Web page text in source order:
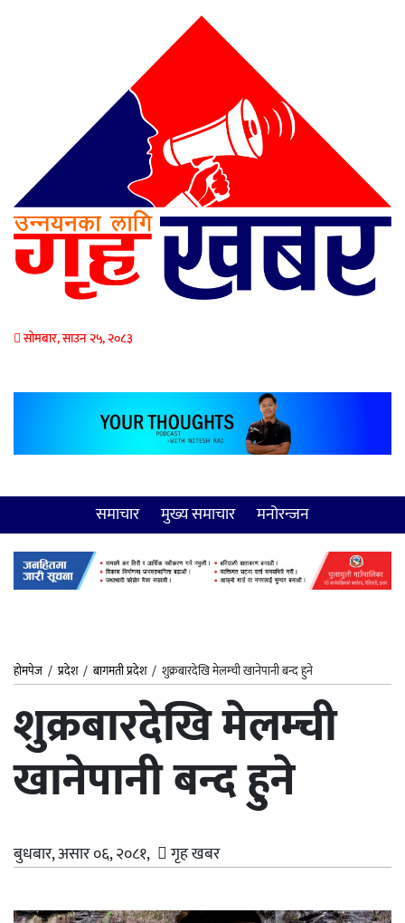
सोमबार, साउन २५, २०८३
समाचार मुख्य समाचार मनोरन्जन
होमपेज /प्रदेश/बागमती प्रदेश/ शुक्रबारदेखि मेलम्ची खानेपानी बन्द हुने
शुक्रबारदेखि मेलम्ची
खानेपानी बन्द हुने
बुधबार, असार ०६, २०८१, गृह खबर